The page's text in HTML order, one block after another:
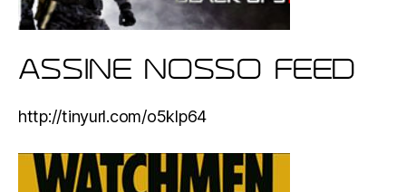
ASSINE NOSSO FEED
http://tinyurl.com/o5klp64